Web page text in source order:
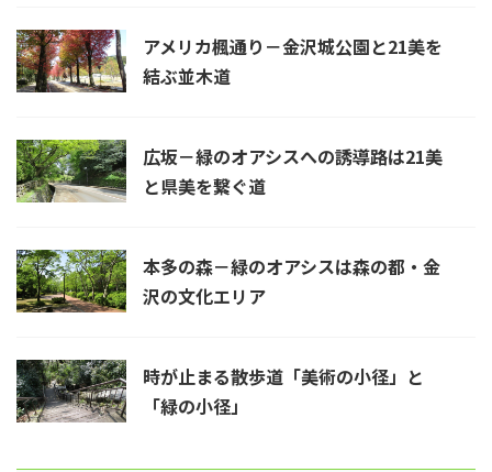
アメリカ楓通り－金沢城公園と21美を
結ぶ並木道
広坂－緑のオアシスへの誘導路は21美
と県美を繋ぐ道
本多の森－緑のオアシスは森の都・金
沢の文化エリア
時が止まる散歩道「美術の小径」と
「緑の小径」